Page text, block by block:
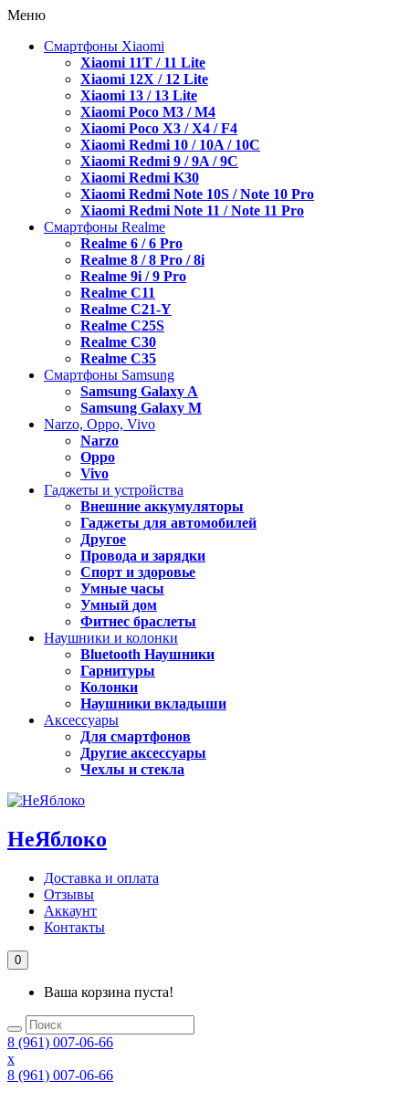
Меню
Смартфоны Xiaomi
Xiaomi 11T / 11 Lite
Xiaomi 12X / 12 Lite
Xiaomi 13 / 13 Lite
Xiaomi Poco M3 / M4
Xiaomi Poco X3 / X4 / F4
Xiaomi Redmi 10 / 10A / 10C
Xiaomi Redmi 9 / 9A / 9C
Xiaomi Redmi K30
Xiaomi Redmi Note 10S / Note 10 Pro
Xiaomi Redmi Note 11 / Note 11 Pro
Смартфоны Realme
Realme 6 / 6 Pro
Realme 8 / 8 Pro / 8i
Realme 9i / 9 Pro
Realme C11
Realme C21-Y
Realme C25S
Realme C30
Realme C35
Смартфоны Samsung
Samsung Galaxy A
Samsung Galaxy M
Narzo, Oppo, Vivo
Narzo
Oppo
Vivo
Гаджеты и устройства
Внешние аккумуляторы
Гаджеты для автомобилей
Другое
Провода и зарядки
Спорт и здоровье
Умные часы
Умный дом
Фитнес браслеты
Наушники и колонки
Bluetooth Наушники
Гарнитуры
Колонки
Наушники вкладыши
Аксессуары
Для смартфонов
Другие аксессуары
Чехлы и стекла
НеЯблоко
Доставка и оплата
Отзывы
Аккаунт
Контакты
0
Ваша корзина пуста!
8 (961) 007-06-66
x
8 (961) 007-06-66